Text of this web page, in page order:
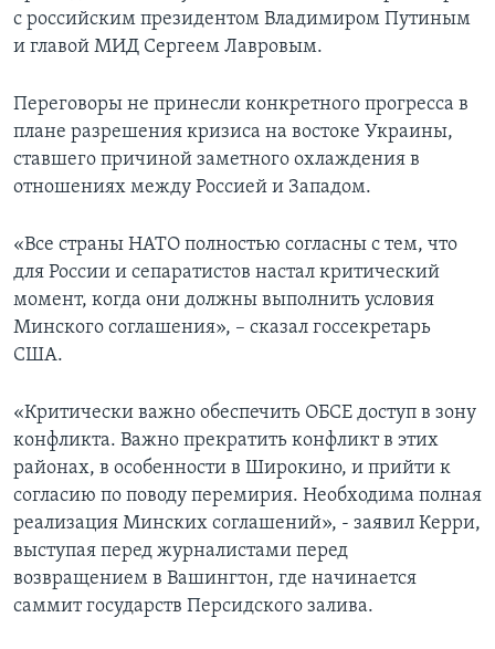
с российским президентом Владимиром Путиным
и главой МИД Сергеем Лавровым.
Переговоры не принесли конкретного прогресса в
плане разрешения кризиса на востоке Украины,
ставшего причиной заметного охлаждения в
отношениях между Россией и Западом.
«Все страны НАТО полностью согласны с тем, что
для России и сепаратистов настал критический
момент, когда они должны выполнить условия
Минского соглашения», – сказал госсекретарь
США.
«Критически важно обеспечить ОБСЕ доступ в зону
конфликта. Важно прекратить конфликт в этих
районах, в особенности в Широкино, и прийти к
согласию по поводу перемирия. Необходима полная
реализация Минских соглашений», - заявил Керри,
выступая перед журналистами перед
возвращением в Вашингтон, где начинается
саммит государств Персидского залива.